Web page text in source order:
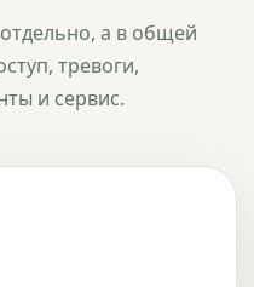
а в общей
тревоги,
и сервис.